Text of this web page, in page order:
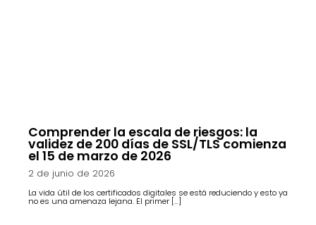
Comprender la escala de riesgos: la
validez de 200 días de SSL/TLS comienza
el 15 de marzo de 2026
2 de junio de 2026
La vida útil de los certificados digitales se está reduciendo y esto ya
no es una amenaza lejana. El primer […]